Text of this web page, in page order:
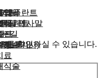
장 인사말
길
튜브/기사)
임플란트
플란트
트
트 틀니
제술
료
식술
트
리닉
필러
약
례
진
항
입
장 인사말
길
튜브/기사)
임플란트
플란트
트
트 틀니
제술
료
식술
트
리닉
필러
약
례
진
항
입
를 확인하실 수 있습니다.